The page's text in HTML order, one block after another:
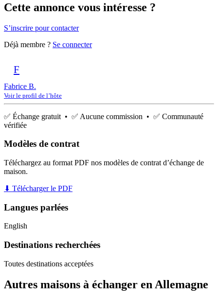
Cette annonce vous intéresse ?
S’inscrire pour contacter
Déjà membre ? Se connecter
F
Fabrice B.
Voir le profil de l’hôte
✅ Échange gratuit • ✅ Aucune commission • ✅ Communauté
vérifiée
Modèles de contrat
Téléchargez au format PDF nos modèles de contrat d’échange de
maison.
⬇ Télécharger le PDF
Langues parlées
English
Destinations recherchées
Toutes destinations acceptées
Autres maisons à échanger en Allemagne